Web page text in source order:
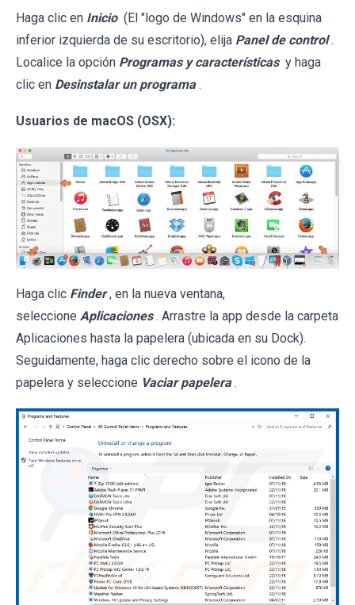
Haga clic en Inicio (El "logo de Windows" en la esquina
inferior izquierda de su escritorio), elija Panel de control .
Localice la opción Programas y características y haga
clic en Desinstalar un programa .
Usuarios de macOS (OSX):
Haga clic Finder , en la nueva ventana,
seleccione Aplicaciones . Arrastre la app desde la carpeta
Aplicaciones hasta la papelera (ubicada en su Dock).
Seguidamente, haga clic derecho sobre el icono de la
papelera y seleccione Vaciar papelera .